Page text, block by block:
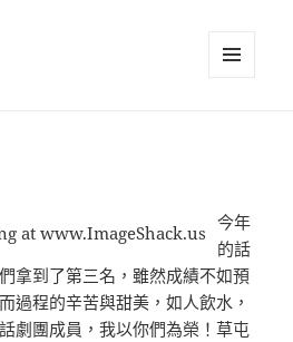
今年
的話
拿到了第三名，雖然成績不如預
過程的辛苦與甜美，如人飲水，
劇團成員，我以你們為榮！草屯